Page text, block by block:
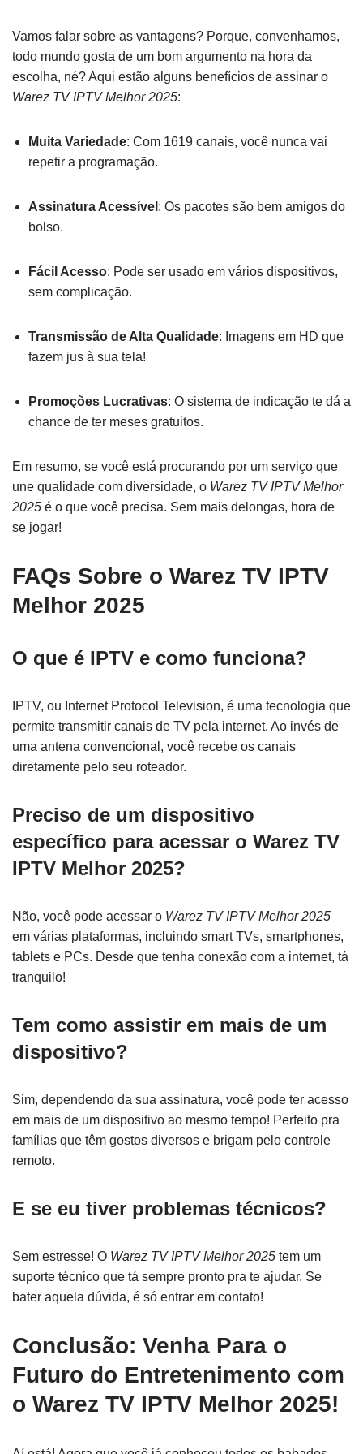
Vamos falar sobre as vantagens? Porque, convenhamos,
todo mundo gosta de um bom argumento na hora da
escolha, né? Aqui estão alguns benefícios de assinar o
Warez TV IPTV Melhor 2025:
Muita Variedade: Com 1619 canais, você nunca vai
repetir a programação.
Assinatura Acessível : Os pacotes são bem amigos do
bolso.
Fácil Acesso: Pode ser usado em vários dispositivos,
sem complicação.
Transmissão de Alta Qualidade: Imagens em HD que
fazem jus à sua tela!
Promoções Lucrativas: O sistema de indicação te dá a
chance de ter meses gratuitos.
Em resumo, se você está procurando por um serviço que
une qualidade com diversidade, o Warez TV IPTV Melhor
2025 é o que você precisa. Sem mais delongas, hora de
se jogar!
FAQs Sobre o Warez TV IPTV
Melhor 2025
O que é IPTV e como funciona?
IPTV, ou Internet Protocol Television, é uma tecnologia que
permite transmitir canais de TV pela internet. Ao invés de
uma antena convencional, você recebe os canais
diretamente pelo seu roteador.
Preciso de um dispositivo
específico para acessar o Warez TV
IPTV Melhor 2025?
Não, você pode acessar o Warez TV IPTV Melhor 2025
em várias plataformas, incluindo smart TVs, smartphones,
tablets e PCs. Desde que tenha conexão com a internet, tá
tranquilo!
Tem como assistir em mais de um
dispositivo?
Sim, dependendo da sua assinatura, você pode ter acesso
em mais de um dispositivo ao mesmo tempo! Perfeito pra
famílias que têm gostos diversos e brigam pelo controle
remoto.
E se eu tiver problemas técnicos?
Sem estresse! O Warez TV IPTV Melhor 2025 tem um
suporte técnico que tá sempre pronto pra te ajudar. Se
bater aquela dúvida, é só entrar em contato!
Conclusão: Venha Para o
Futuro do Entretenimento com
o Warez TV IPTV Melhor 2025!